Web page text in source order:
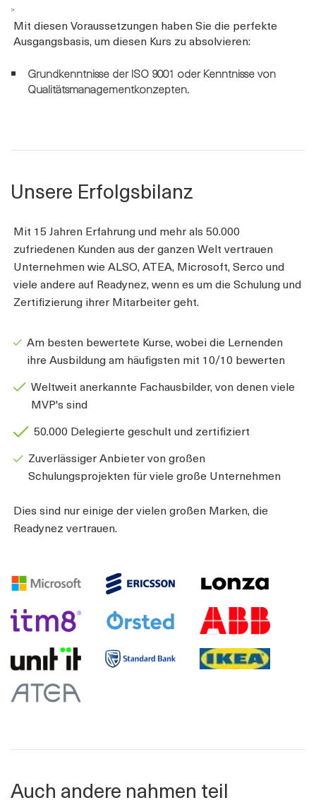
>
Mit diesen Voraussetzungen haben Sie die perfekte
Ausgangsbasis, um diesen Kurs zu absolvieren:
Grundkenntnisse der ISO 9001 oder Kenntnisse von
Qualitätsmanagementkonzepten.
Unsere Erfolgsbilanz
Mit 15 Jahren Erfahrung und mehr als 50.000
zufriedenen Kunden aus der ganzen Welt vertrauen
Unternehmen wie ALSO, ATEA, Microsoft, Serco und
viele andere auf Readynez, wenn es um die Schulung und
Zertifizierung ihrer Mitarbeiter geht.
Am besten bewertete Kurse, wobei die Lernenden
ihre Ausbildung am häufigsten mit 10/10 bewerten
Weltweit anerkannte Fachausbilder, von denen viele
MVP's sind
50.000 Delegierte geschult und zertifiziert
Zuverlässiger Anbieter von großen
Schulungsprojekten für viele große Unternehmen
Dies sind nur einige der vielen großen Marken, die
Readynez vertrauen.
Auch andere nahmen teil